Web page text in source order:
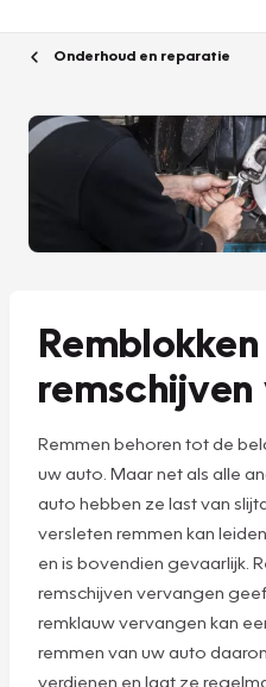
Onderhoud en reparatie
Remmen behoren tot de
uw auto. Maar net als alle
auto hebben ze last van
versleten remmen kan
en is bovendien gevaarlijk.
remschijven vervangen
remklauw vervangen kan
remmen van uw auto
verdienen en laat ze